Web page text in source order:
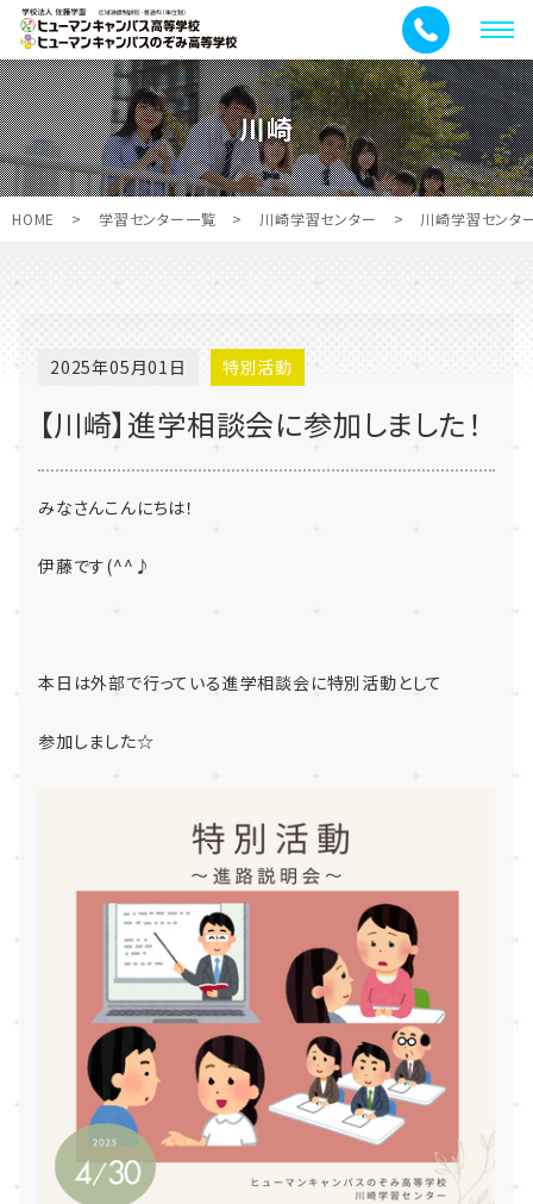
メ
ニ
ュ
ー
川崎
HOME > 学習センター一覧 > 川崎学習センター > 川崎学習センタ
2025年05月01日 特別活動
【川崎】進学相談会に参加しました！
みなさんこんにちは！
伊藤です(^^ ♪
本日は外部で行っている進学相談会に特別活動として
参加しました☆